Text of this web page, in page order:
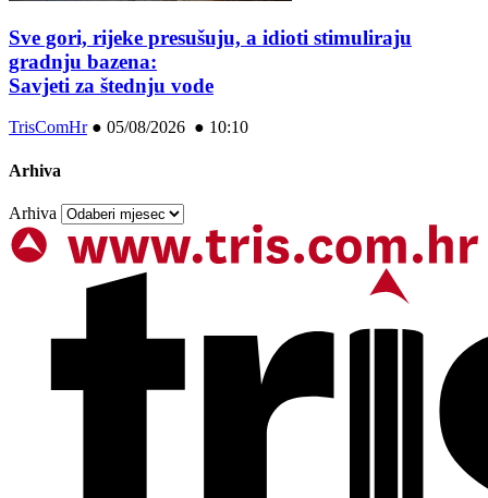
Sve gori, rijeke presušuju, a idioti stimuliraju
gradnju bazena:
Savjeti za štednju vode
TrisComHr● 05/08/2026 ● 10:10
Arhiva
Arhiva